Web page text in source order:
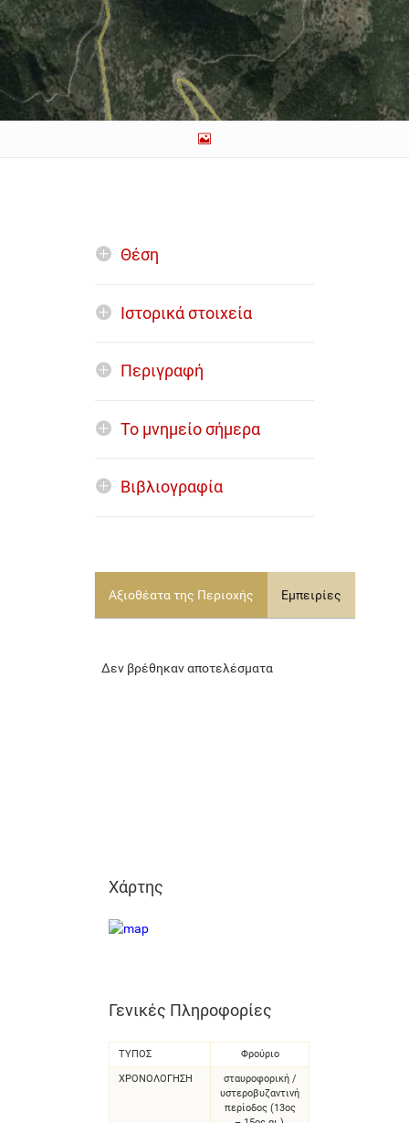
Θέση
Ιστορικά στοιχεία
Περιγραφή
Το μνημείο σήμερα
Βιβλιογραφία
Αξιοθέατα της Περιοχής Εμπειρίες
Δεν βρέθηκαν αποτελέσματα
Χάρτης
Γενικές Πληροφορίες
ΤΥΠΟΣ Φρούριο
ΧΡΟΝΟΛΌΓΗΣΗ
σταυροφορική /
υστεροβυζαντινή
περίοδος (13ος